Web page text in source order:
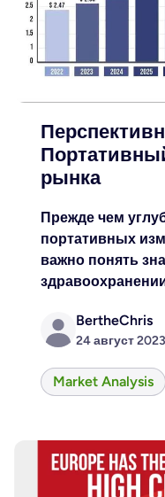
рынка
Прежде чем
портативных
важно понять
BertheChris
24 август
Market Analysis